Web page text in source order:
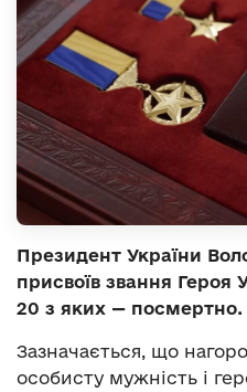
Президент України
присвоїв звання Героя
20 з яких — посмертно.
Зазначається, що
особисту мужність і